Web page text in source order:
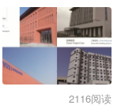
2116阅读